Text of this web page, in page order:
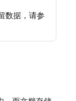
数据，请参